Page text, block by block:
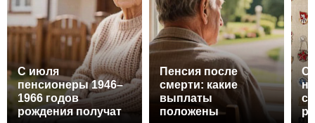
С июля
пенсионеры 1946–
1966 годов
рождения получат
Пенсия после
смерти: какие
выплаты
положены